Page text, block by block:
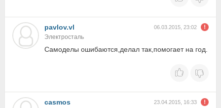
pavlov.vl 06.03.2015, 23:02
Электросталь
Самоделы ошибаются,делал так,помогает на год.
casmos 23.04.2015, 16:33